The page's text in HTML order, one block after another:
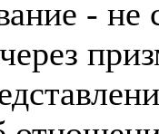
- не